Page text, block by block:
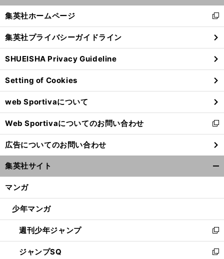
閉
る
集英社ホームページ
新
し
い
ウ
ィ
ン
ド
ウ
で
開
く
集英社プライバシーガイドライン
SHUEISHA Privacy Guideline
Setting of Cookies
web Sportivaについて
Web Sportivaについてのお問い合わせ
新
し
い
ウ
ィ
ン
ウ
開
く
広告についてのお問い合わせ
集英社サイト
マンガ
少年マンガ
週刊少年ジャンプ
新
し
い
ジャンプSQ
新